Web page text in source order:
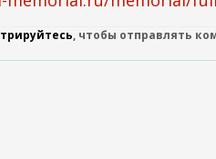
, чтобы отправлять